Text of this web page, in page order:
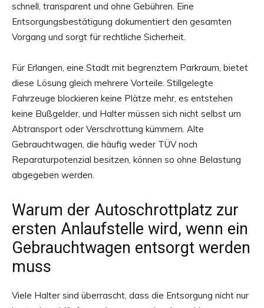
schnell, transparent und ohne Gebühren. Eine
Entsorgungsbestätigung dokumentiert den gesamten
Vorgang und sorgt für rechtliche Sicherheit.
Für Erlangen, eine Stadt mit begrenztem Parkraum, bietet
diese Lösung gleich mehrere Vorteile. Stillgelegte
Fahrzeuge blockieren keine Plätze mehr, es entstehen
keine Bußgelder, und Halter müssen sich nicht selbst um
Abtransport oder Verschrottung kümmern. Alte
Gebrauchtwagen, die häufig weder TÜV noch
Reparaturpotenzial besitzen, können so ohne Belastung
abgegeben werden.
Warum der Autoschrottplatz zur
ersten Anlaufstelle wird, wenn ein
Gebrauchtwagen entsorgt werden
muss
Viele Halter sind überrascht, dass die Entsorgung nicht nur